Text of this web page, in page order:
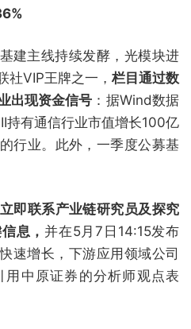
建主线持续发酵，光模块进
社VIP王牌之一， 栏目通过数
出现资金信号 ：据Wind数据
持有通信行业市值增长100亿
行业。此外，一季度公募基
即联系产业链研究员及探究
息， 并在5月7日14:15发布
速增长，下游应用领域公司
中原证券的分析师观点表